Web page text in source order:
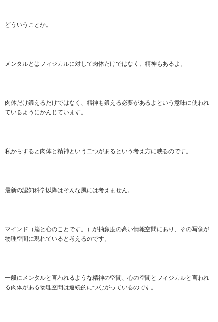
どういうことか。
メンタルとはフィジカルに対して肉体だけではなく、精神もあるよ。
肉体だけ鍛えるだけではなく、精神も鍛える必要があるよという意味に使われ
ているようにかんじています。
私からすると肉体と精神という二つがあるという考え方に映るのです。
最新の認知科学以降はそんな風には考えません。
マインド（脳と心のことです。）が抽象度の高い情報空間にあり、その写像が
物理空間に現れていると考えるのです。
一般にメンタルと言われるような精神の空間、心の空間とフィジカルと言われ
る肉体がある物理空間は連続的につながっているのです。